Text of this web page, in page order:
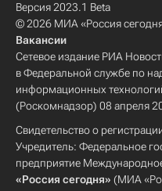
Версия 2023.1 Beta
© 2026 МИА «Россия
Вакансии
Сетевое издание РИА
в Федеральной службе по
информационных
(Роскомнадзор) 08 апреля
Свидетельство о
Учредитель: Федеральное
предприятие
«Россия сегодня» (МИА